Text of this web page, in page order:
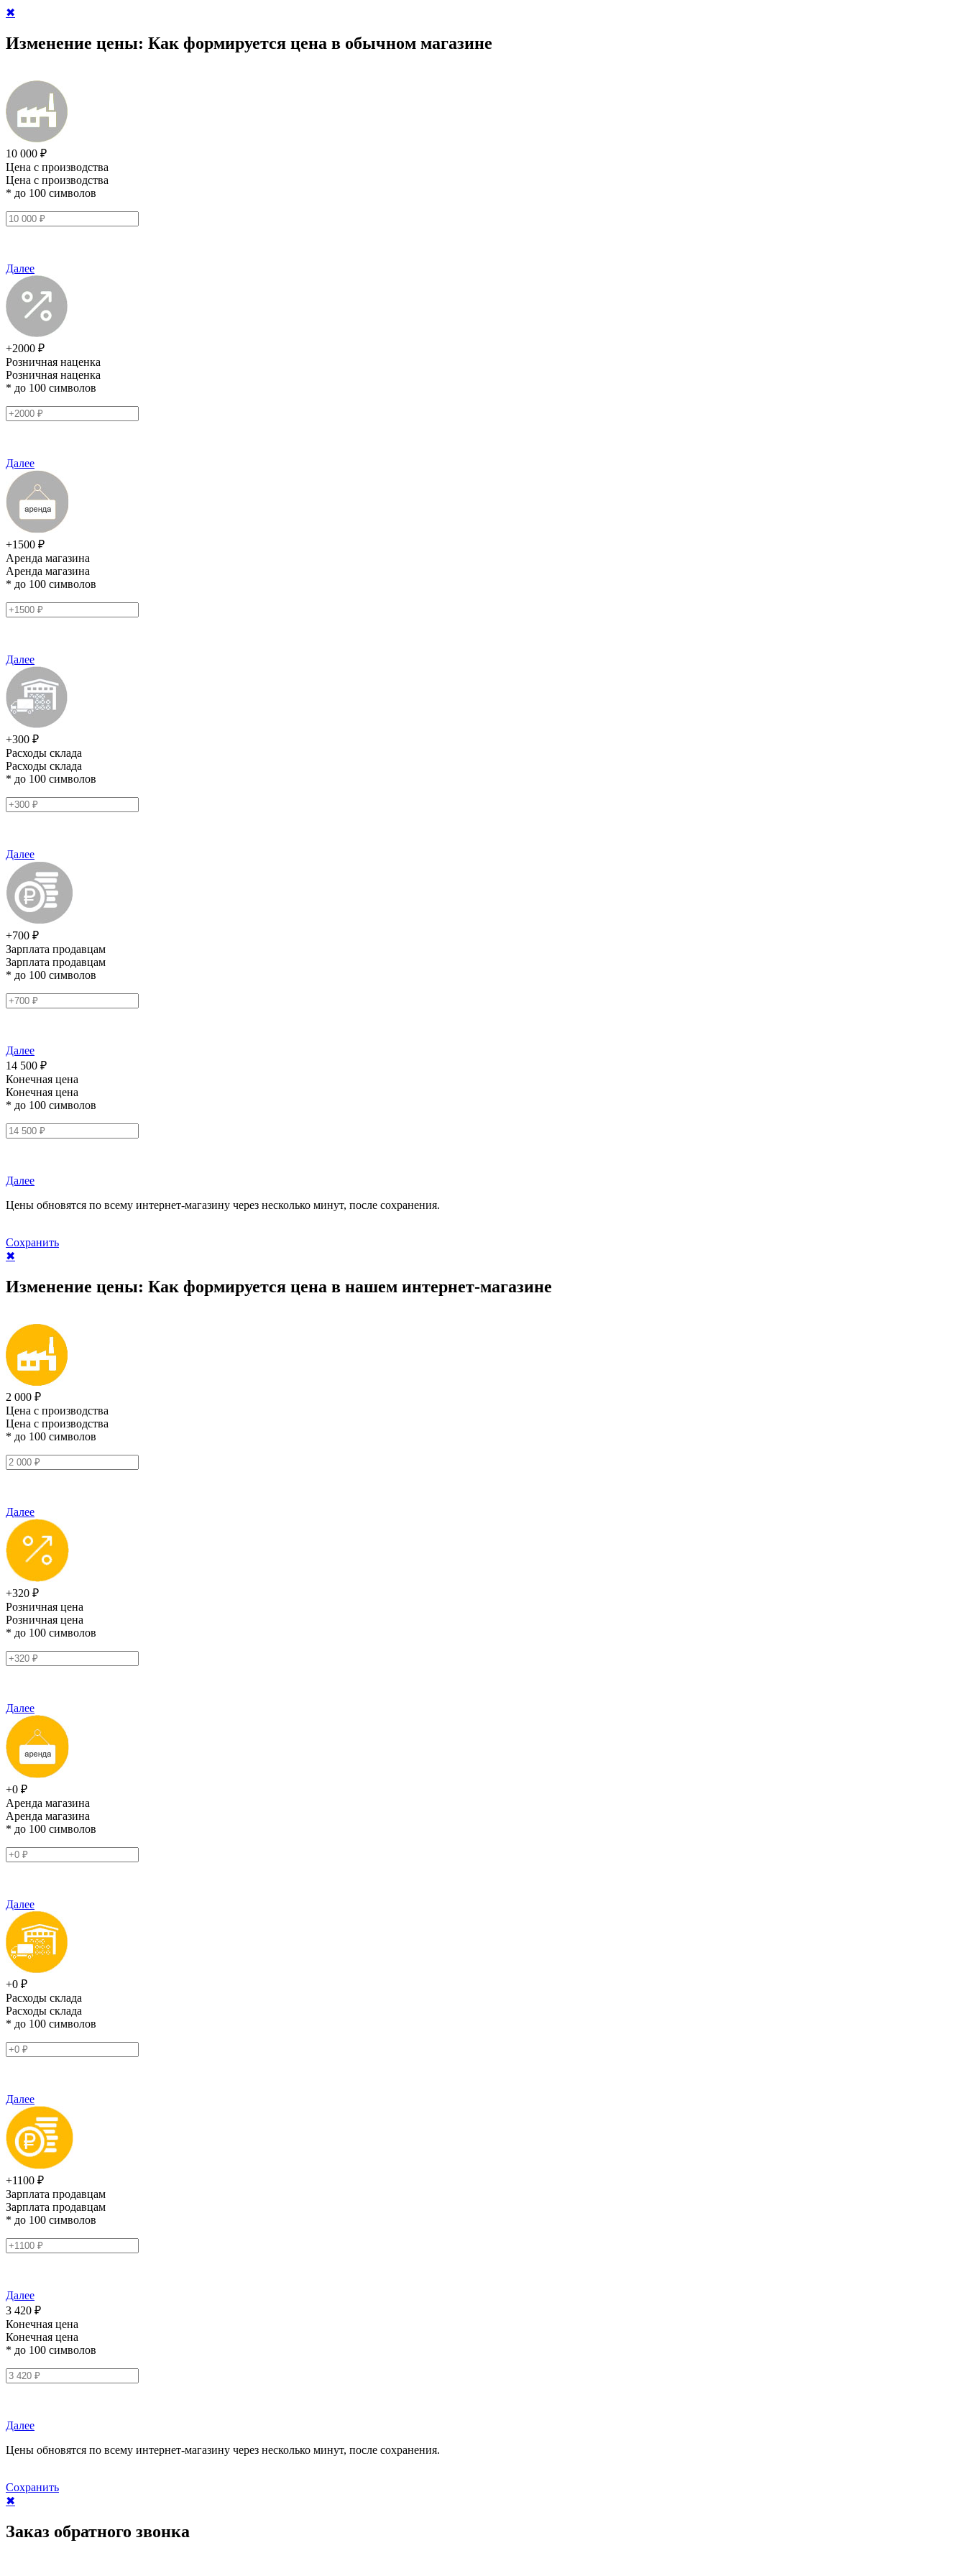
✖
Изменение цены: Как формируется цена в обычном магазине
10 000 ₽
Цена с производства
Цена с производства
* до 100 символов
Далее
+2000 ₽
Розничная наценка
Розничная наценка
* до 100 символов
Далее
+1500 ₽
Аренда магазина
Аренда магазина
* до 100 символов
Далее
+300 ₽
Расходы склада
Расходы склада
* до 100 символов
Далее
+700 ₽
Зарплата продавцам
Зарплата продавцам
* до 100 символов
Далее
14 500 ₽
Конечная цена
Конечная цена
* до 100 символов
Далее
Цены обновятся по всему интернет-магазину через несколько минут, после сохранения.
Сохранить
✖
Изменение цены: Как формируется цена в нашем интернет-магазине
2 000 ₽
Цена с производства
Цена с производства
* до 100 символов
Далее
+320 ₽
Розничная цена
Розничная цена
* до 100 символов
Далее
+0 ₽
Аренда магазина
Аренда магазина
* до 100 символов
Далее
+0 ₽
Расходы склада
Расходы склада
* до 100 символов
Далее
+1100 ₽
Зарплата продавцам
Зарплата продавцам
* до 100 символов
Далее
3 420 ₽
Конечная цена
Конечная цена
* до 100 символов
Далее
Цены обновятся по всему интернет-магазину через несколько минут, после сохранения.
Сохранить
✖
Заказ обратного звонка